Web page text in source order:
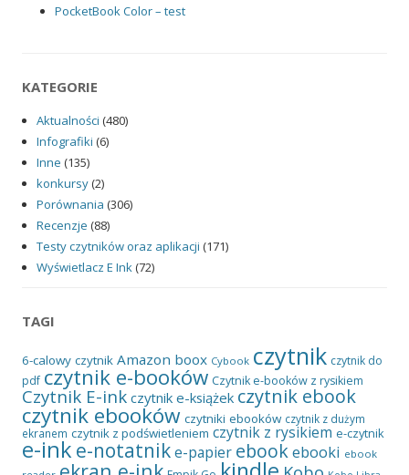
PocketBook Color – test
KATEGORIE
Aktualności (480)
Infografiki (6)
Inne (135)
konkursy(2)
Porównania (306)
Recenzje (88)
Testy czytników oraz aplikacji (171)
Wyświetlacz E Ink(72)
TAGI
6-calowy czytnik Amazon boox Cybook czytnik czytnik do
pdf czytnik e-booków Czytnik e-booków z rysikiem
Czytnik E-ink czytnik e-książek czytnik ebook
czytnik ebooków czytniki ebooków czytnik z dużym
ekranem czytnik z podświetleniem czytnik z rysikiem e-czytnik
e-ink e-notatnike-papier ebookebooki ebook